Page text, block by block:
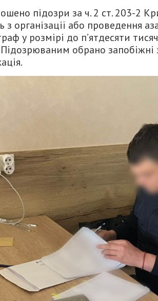
підозри за ч. 2 ст. 203-2
з організації або проведення
у розмірі до п’ятдесяти
обрано запобіжні